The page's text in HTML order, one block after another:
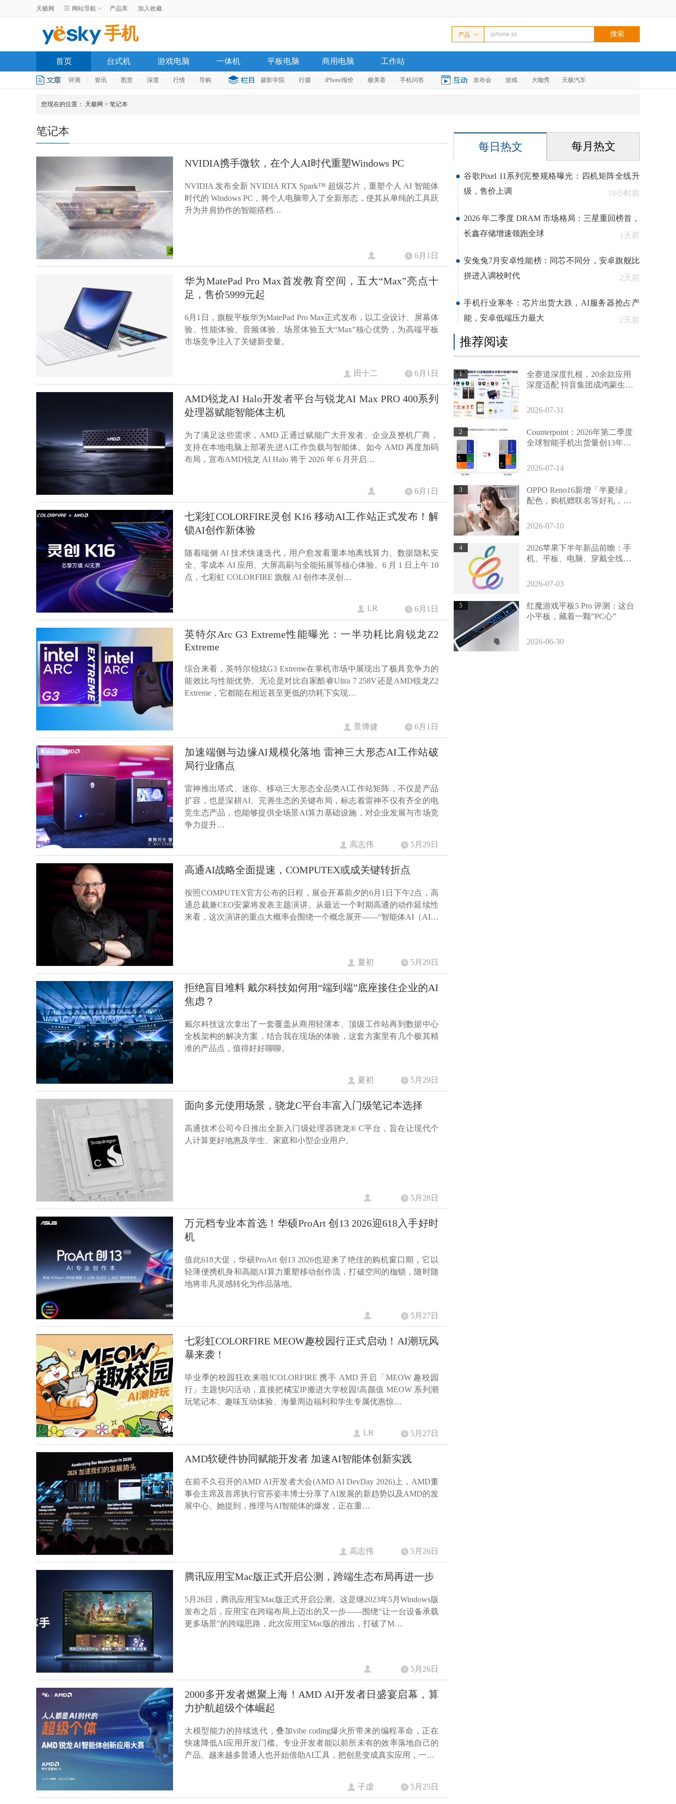
天极网 网站导航 产品库 加入收藏
手机 产品
首页 台式机 游戏电脑 一体机 平板电脑 商用电脑 工作站
评测 资讯 图赏 深度 行情 导购 摄影学院 行摄 iPhone报价 极美荟 手机问答 发布会 游戏 大咖秀 天极汽车
您现在的位置： 天极网 > 笔记本
笔记本
NVIDIA携手微软，在个人AI时代重塑Windows PC
NVIDIA 发布全新 NVIDIA RTX Spark™ 超级芯片，重塑个人 AI 智能体
时代的 Windows PC，将个人电脑带入了全新形态，使其从单纯的工具跃
升为并肩协作的智能搭档…
6月1日
华为MatePad Pro Max首发教育空间，五大“Max”亮点十
足，售价5999元起
6月1日，旗舰平板华为MatePad Pro Max正式发布，以工业设计、屏幕体
验、性能体验、音频体验、场景体验五大“Max”核心优势，为高端平板
市场竞争注入了关键新变量。
田十二 6月1日
AMD锐龙AI Halo开发者平台与锐龙AI Max PRO 400系列
处理器赋能智能体主机
为了满足这些需求，AMD 正通过赋能广大开发者、企业及整机厂商，
支持在本地电脑上部署先进AI工作负载与智能体。如今 AMD 再度加码
布局，宣布AMD锐龙 AI Halo 将于 2026 年 6 月开启…
6月1日
七彩虹COLORFIRE灵创 K16 移动AI工作站正式发布！解
锁AI创作新体验
随着端侧 AI 技术快速迭代，用户愈发看重本地离线算力、数据隐私安
全、零成本 AI 应用、大屏高刷与全能拓展等核心体验。6 月 1 日上午 10
点，七彩虹 COLORFIRE 旗舰 AI 创作本灵创…
LR 6月1日
英特尔Arc G3 Extreme性能曝光：一半功耗比肩锐龙Z2
Extreme
综合来看，英特尔锐炫G3 Extreme在掌机市场中展现出了极具竞争力的
能效比与性能优势。无论是对比自家酷睿Ultra 7 258V还是AMD锐龙Z2
Extreme，它都能在相近甚至更低的功耗下实现…
景博健 6月1日
加速端侧与边缘AI规模化落地 雷神三大形态AI工作站破
局行业痛点
雷神推出塔式、迷你、移动三大形态全品类AI工作站矩阵，不仅是产品
扩容，也是深耕AI、完善生态的关键布局，标志着雷神不仅有齐全的电
竞生态产品，也能够提供全场景AI算力基础设施，对企业发展与市场竞
争力提升…
高志伟 5月29日
高通AI战略全面提速，COMPUTEX或成关键转折点
按照COMPUTEX官方公布的日程，展会开幕前夕的6月1日下午2点，高
通总裁兼CEO安蒙将发表主题演讲。从最近一个时期高通的动作延续性
来看，这次演讲的重点大概率会围绕一个概念展开——“智能体AI（AI…
夏初 5月29日
拒绝盲目堆料 戴尔科技如何用“端到端”底座接住企业的AI
焦虑？
戴尔科技这次拿出了一套覆盖从商用轻薄本、顶级工作站再到数据中心
全栈架构的解决方案，结合我在现场的体验，这套方案里有几个极其精
准的产品点，值得好好聊聊。
夏初 5月29日
面向多元使用场景，骁龙C平台丰富入门级笔记本选择
高通技术公司今日推出全新入门级处理器骁龙® C平台，旨在让现代个
人计算更好地惠及学生、家庭和小型企业用户。
5月28日
万元档专业本首选！华硕ProArt 创13 2026迎618入手好时
机
值此618大促，华硕ProArt 创13 2026也迎来了绝佳的购机窗口期，它以
轻薄便携机身和高能AI算力重塑移动创作流，打破空间的枷锁，随时随
地将非凡灵感转化为作品落地。
5月27日
七彩虹COLORFIRE MEOW趣校园行正式启动！AI潮玩风
暴来袭！
毕业季的校园狂欢来啦!COLORFIRE 携手 AMD 开启「MEOW 趣校园
行」主题快闪活动，直接把橘宝IP搬进大学校园!高颜值 MEOW 系列潮
玩笔记本、趣味互动体验、海量周边福利和学生专属优惠惊…
LR 5月27日
AMD软硬件协同赋能开发者 加速AI智能体创新实践
在前不久召开的AMD AI开发者大会(AMD AI DevDay 2026)上，AMD董
事会主席及首席执行官苏姿丰博士分享了AI发展的新趋势以及AMD的发
展中心。她提到，推理与AI智能体的爆发，正在重…
高志伟 5月26日
腾讯应用宝Mac版正式开启公测，跨端生态布局再进一步
5月26日，腾讯应用宝Mac版正式开启公测。这是继2023年5月Windows版
发布之后，应用宝在跨端布局上迈出的又一步——围绕"让一台设备承载
更多场景"的跨端思路，此次应用宝Mac版的推出，打破了M…
5月26日
2000多开发者燃聚上海！AMD AI开发者日盛宴启幕，算
力护航超级个体崛起
大模型能力的持续迭代，叠加vibe coding爆火所带来的编程革命，正在
快速降低AI应用开发门槛。专业开发者能以前所未有的效率落地自己的
产品、越来越多普通人也开始借助AI工具，把创意变成真实应用，一…
子虚 5月25日
每日热文 每月热文
谷歌Pixel 11系列完整规格曝光：四机矩阵全线升
级，售价上调
19小时前
2026 年二季度 DRAM 市场格局：三星重回榜首，
长鑫存储增速领跑全球
1天前
安兔兔7月安卓性能榜：同芯不同分，安卓旗舰比
拼进入调校时代
2天前
手机行业寒冬：芯片出货大跌，AI服务器抢占产
能，安卓低端压力最大
2天前
推荐阅读
1
全赛道深度扎根，20余款应用
深度适配 抖音集团成鸿蒙生态
2026-07-31
2
Counterpoint：2026年第二季度
全球智能手机出货量创13年来
2026-07-14
3
OPPO Reno16新增「半夏绿」
配色，购机赠联名等好礼，国
2026-07-10
4
2026苹果下半年新品前瞻：手
机、平板、电脑、穿戴全线更
2026-07-03
5
红魔游戏平板5 Pro 评测：这台
小平板，藏着一颗”PC心”
2026-06-30